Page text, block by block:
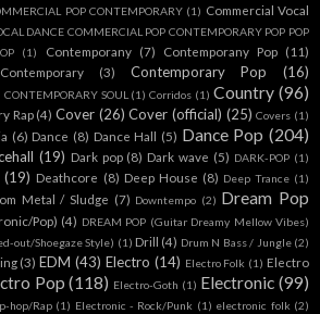
POP CONTEMPORARY (1) Commercial Vocal
DANCE COMMERCIAL POP CONTEMPORARY POP POP
(1) Contemporany (7) Contemporany Pop (11)
Contemporary (3) Contemporary Pop
(16)
CONTEMPORARY SOUL (1) Corridos (1) Country (96)
Rap (4) Cover (26) Cover (official) (25) Covers (1)
(6) Dance (8) Dance Hall (5) Dance Pop (204)
(19) Dark pop (8) Dark wave (5) DARK-POP (1)
(19) Deathcore (8) Deep House (8) Deep Trance (1)
Metal / Sludge (7) Downtempo (2) Dream Pop
Pop) (4) DREAM POP (Guitar Dreamy Mellow Vibes)
out/Shoegaze Style) (1) Drill (4) Drum N Bass / Jungle (2)
(3) EDM (43) Electro (14) Electro Folk (1) Electro
Pop (118) Electro-Goth (1) Electronic (99)
hop/Rap (1) Electronic - Rock/Punk (1) electronic folk (2)